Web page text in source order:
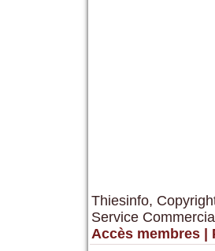
Thiesinfo,
Service
Accès membres